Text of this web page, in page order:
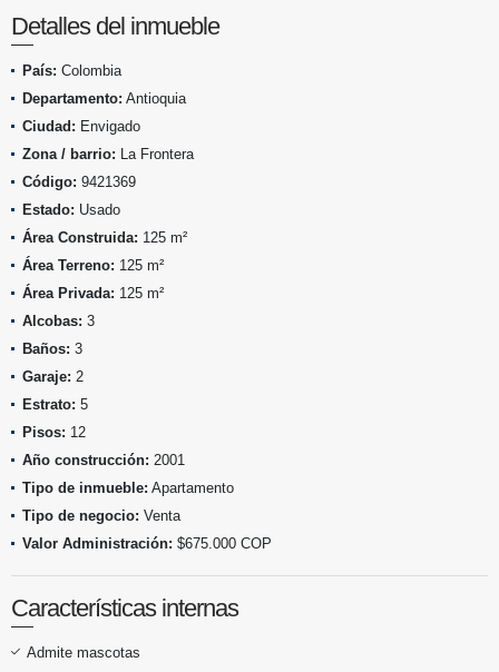
Detalles del inmueble
País: Colombia
Departamento: Antioquia
Ciudad: Envigado
Zona / barrio: La Frontera
Código: 9421369
Estado: Usado
Área Construida: 125 m²
Área Terreno: 125 m²
Área Privada: 125 m²
Alcobas: 3
Baños: 3
Garaje: 2
Estrato: 5
Pisos: 12
Año construcción: 2001
Tipo de inmueble: Apartamento
Tipo de negocio: Venta
Valor Administración: $675.000 COP
Características internas
Admite mascotas